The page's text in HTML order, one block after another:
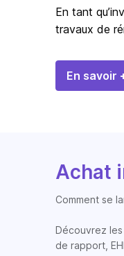
En tant
travaux de
En savoir
Achat
Comment se
Découvrez
de rapport,